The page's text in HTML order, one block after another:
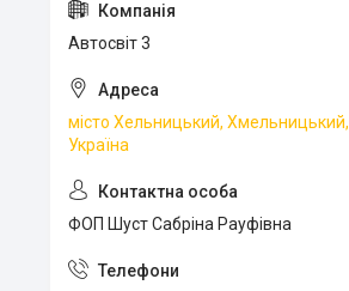
Автосвіт 3
місто Хельницький, Хмельницький,
Україна
ФОП Шуст Сабріна Рауфівна